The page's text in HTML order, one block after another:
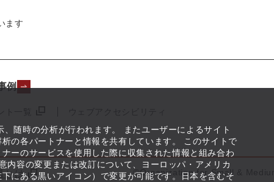
随時の分析が行われます。 またユーザーによるサイト
の各パートナーと情報を共有しています。 このサイトで
ーのサービスを使用した際に収集された情報と組み合わ
容の変更または改訂について、ヨーロッパ・アメリカ
にある黒いアイコン）で変更が可能です。日本を含むそ
ます
例
とは ©Organization for Small &